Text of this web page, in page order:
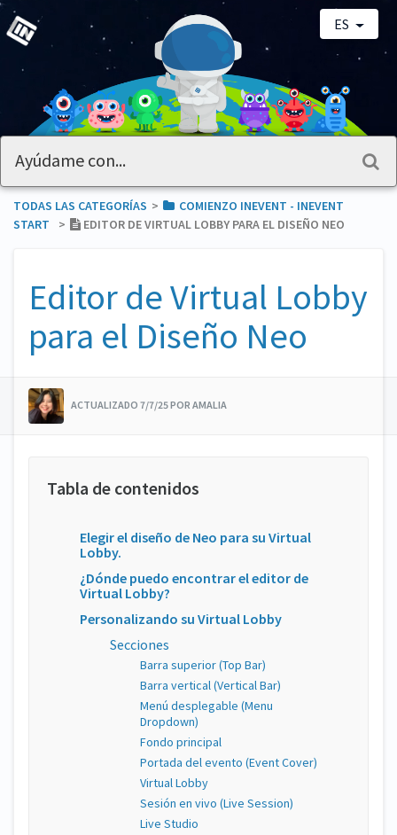
ES
TODAS LAS CATEGORÍAS ​>​
​COMIENZO INEVENT - INEVENT
START
​>​ EDITOR DE VIRTUAL LOBBY PARA EL DISEÑO NEO
Editor de Virtual Lobby
para el Diseño Neo
ACTUALIZADO 7/7/25 POR AMALIA
Elegir el diseño de Neo para su Virtual
Lobby.
¿Dónde puedo encontrar el editor de
Virtual Lobby?
Personalizando su Virtual Lobby
Secciones
Barra superior (Top Bar)
Barra vertical (Vertical Bar)
Menú desplegable (Menu
Dropdown)
Fondo principal
Portada del evento (Event Cover)
Virtual Lobby
Sesión en vivo (Live Session)
Live Studio